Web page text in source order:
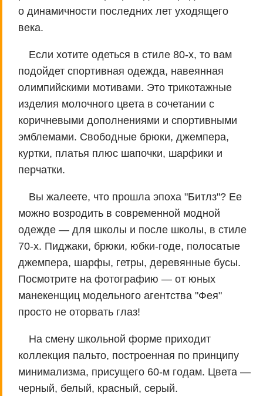
о динамичности последних лет уходящего
века.
Если хотите одеться в стиле 80-х, то вам
подойдет спортивная одежда, навеянная
олимпийскими мотивами. Это трикотажные
изделия молочного цвета в сочетании с
коричневыми дополнениями и спортивными
эмблемами. Свободные брюки, джемпера,
куртки, платья плюс шапочки, шарфики и
перчатки.
Вы жалеете, что прошла эпоха "Битлз"? Ее
можно возродить в современной модной
одежде — для школы и после школы, в стиле
70-х. Пиджаки, брюки, юбки-годе, полосатые
джемпера, шарфы, гетры, деревянные бусы.
Посмотрите на фотографию — от юных
манекенщиц модельного агентства "Фея"
просто не оторвать глаз!
На смену школьной форме приходит
коллекция пальто, построенная по принципу
минимализма, присущего 60-м годам. Цвета —
черный, белый, красный, серый.